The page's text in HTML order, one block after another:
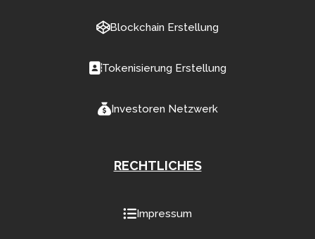
Blockchain Erstellung
Tokenisierung Erstellung
Investoren Netzwerk
RECHTLICHES
Impressum